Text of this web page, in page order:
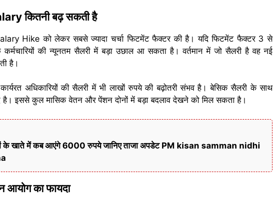
कितनी बढ़ सकती है
Hike को लेकर सबसे ज्यादा चर्चा फिटमेंट फैक्टर की है। यदि फिटमेंट फैक्टर 3 से
की न्यूनतम सैलरी में बड़ा उछाल आ सकता है। वर्तमान में जो सैलरी है वह नई
है।
अधिकारियों की सैलरी में भी लाखों रुपये की बढ़ोतरी संभव है। बेसिक सैलरी के साथ
है। इससे कुल मासिक वेतन और पेंशन दोनों में बड़ा बदलाव देखने को मिल सकता है।
के खाते में कब आएंगे 6000 रुपये जानिए ताजा अपडेट PM kisan samman nidhi
का फायदा